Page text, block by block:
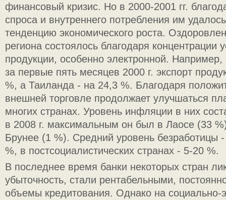
финансовый кризис. Но в 2000-2001 гг.
спроса и внутреннего потребления им
тенденцию экономического роста.
региона состоялось благодаря концентрации
продукции, особенно электронной.
за первые пять месяцев 2000 г. экспорт
%, а Таиланда - на 24,3 %. Благодаря
внешней торговле продолжает улучшаться
многих странах. Уровень инфляции в них
в 2008 г. максимальным он был в Лаосе (33
Брунее (1 %). Средний уровень безработицы
%, в постсоциалистических странах - 5-20 %.
В последнее время банки некоторых стран
убыточность, стали рентабельными,
объемы кредитования. Однако на социально-